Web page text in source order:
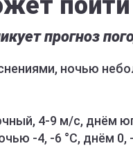
прогноз
ночью
4-9 м/с, днём
-4, -6 °C, днём 0,